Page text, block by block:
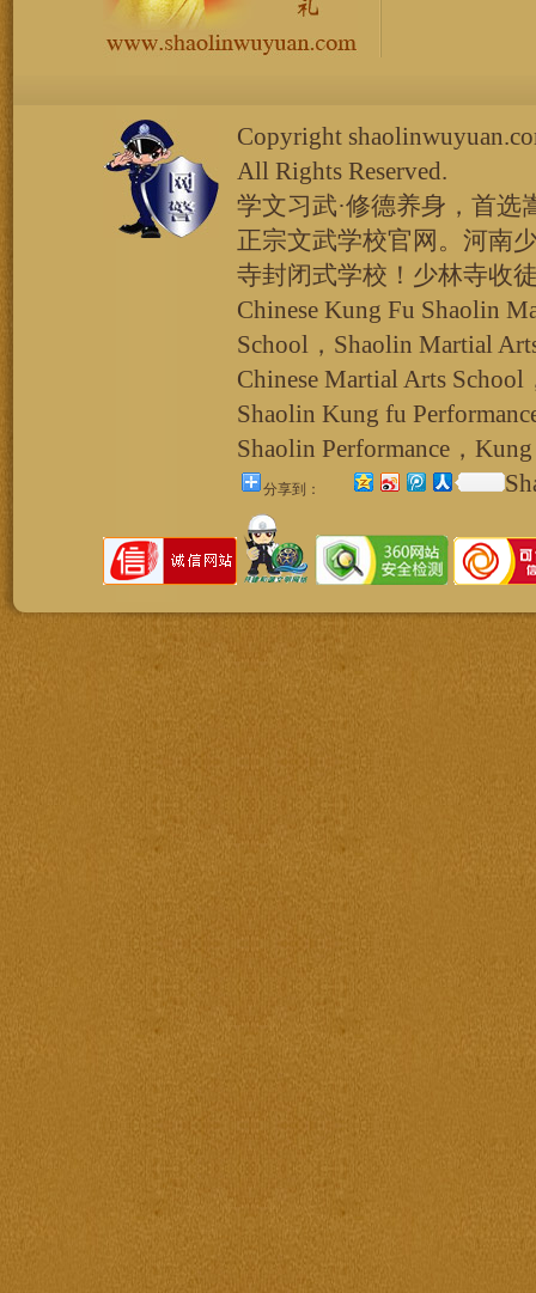
Copyright
All Rights Reserved.
学文习武·修德养身，首
正宗文武学校官网。河南
寺封闭式学校！少林寺收
Chinese Kung Fu Shaolin
School，Shaolin Martial
Chinese Martial Arts
Shaolin Kung fu
Shaolin Performance，
分享到：